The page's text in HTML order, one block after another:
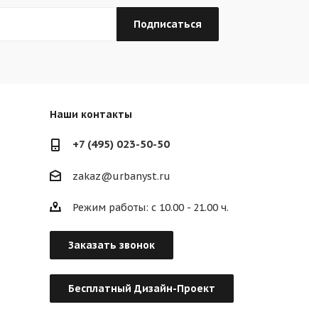
Наши контакты
+7 (495) 023-50-50
zakaz@urbanyst.ru
Режим работы: с 10.00 - 21.00 ч.
Заказать звонок
Бесплатный Дизайн-Проект